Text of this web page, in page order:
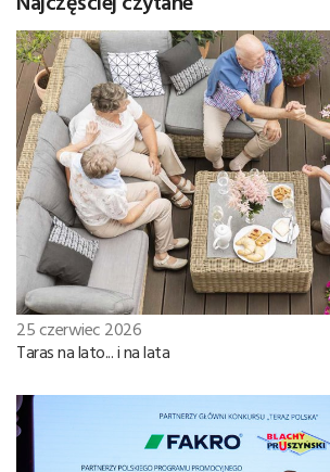
25 czerwiec 2026
Taras na lato... i na lata